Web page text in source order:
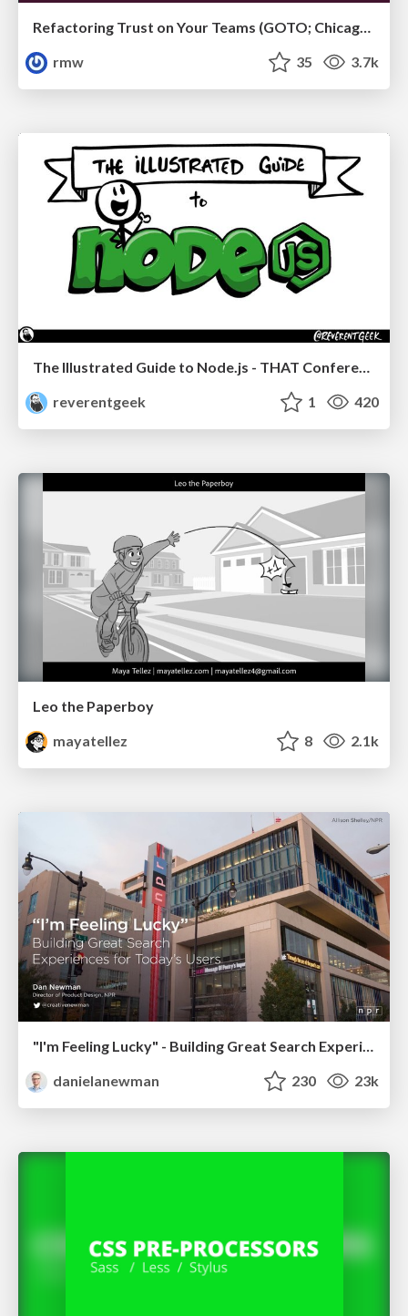
Refactoring Trust on Your Teams (GOTO; Chicago 2020)
rmw
35 3.7k
The Illustrated Guide to Node.js - THAT Conference 2024
reverentgeek
1 420
Leo the Paperboy
mayatellez
8 2.1k
danielanewman
230 23k